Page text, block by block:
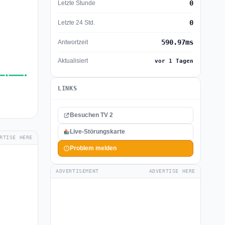
HERE
Letzte Stunde 0
Letzte 24 Std. 0
Antwortzeit 590.97ms
Aktualisiert vor 1 Tagen
LINKS
Besuchen TV 2
Live-Störungskarte
Problem melden
ADVERTISEMENT ADVERTISE HERE